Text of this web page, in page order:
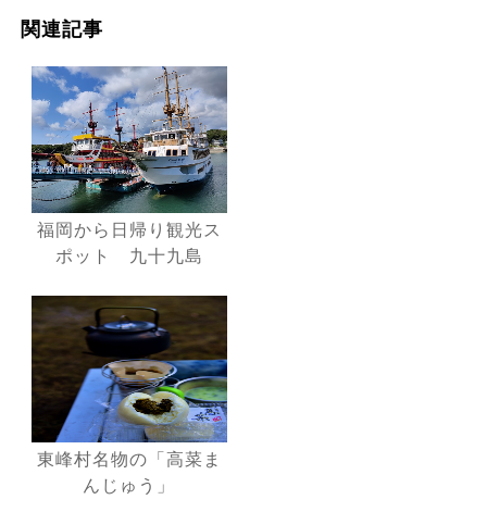
関連記事
福岡から日帰り観光ス
ポット 九十九島
東峰村名物の「高菜ま
んじゅう」